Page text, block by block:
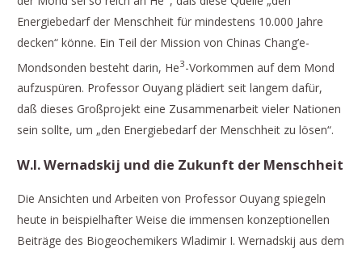
Energiebedarf der Menschheit für mindestens 10.000 Jahre
decken“ könne. Ein Teil der Mission von Chinas Chang’e-
Mondsonden besteht darin, He3-Vorkommen auf dem Mond
aufzuspüren. Professor Ouyang plädiert seit langem dafür,
daß dieses Großprojekt eine Zusammenarbeit vieler Nationen
sein sollte, um „den Energiebedarf der Menschheit zu lösen“.
W.I. Wernadskij und die Zukunft der Menschheit
Die Ansichten und Arbeiten von Professor Ouyang spiegeln
heute in beispielhafter Weise die immensen konzeptionellen
Beiträge des Biogeochemikers Wladimir I. Wernadskij aus dem